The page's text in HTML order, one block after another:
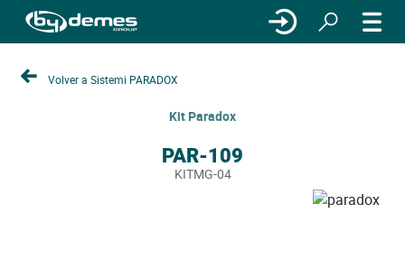
Volver a Sistemi PARADOX
Kit Paradox
PAR-109
KITMG-04